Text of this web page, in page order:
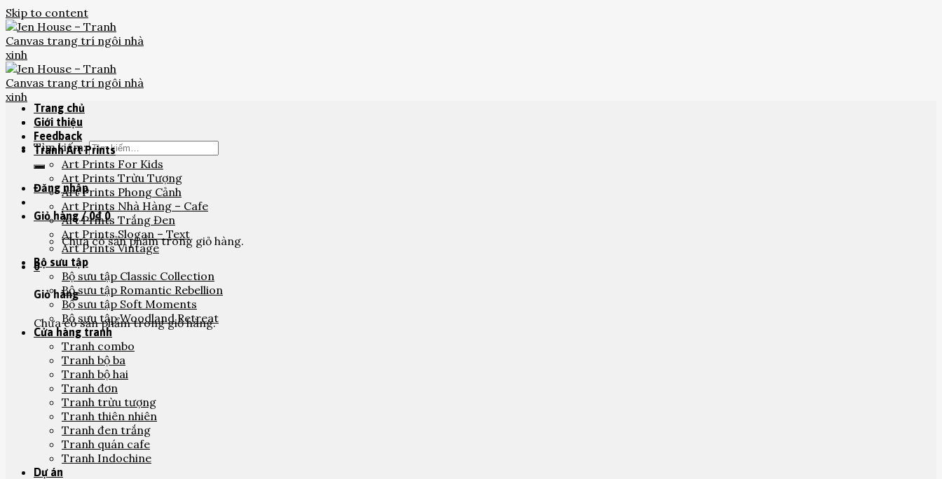
Skip to content
Tìm kiếm:
Đăng nhập
Giỏ hàng /0₫ 0
Chưa có sản phẩm trong giỏ hàng.
0
Giỏ hàng
Chưa có sản phẩm trong giỏ hàng.
Trang chủ
Giới thiệu
Feedback
Tranh Art Prints
Art Prints For Kids
Art Prints Trừu Tượng
Art Prints Phong Cảnh
Art Prints Nhà Hàng – Cafe
Art Prints Trắng Đen
Art Prints Slogan – Text
Art Prints Vintage
Bộ sưu tập
Bộ sưu tập Classic Collection
Bộ sưu tập Romantic Rebellion
Bộ sưu tập Soft Moments
Bộ sưu tập Woodland Retreat
Cửa hàng tranh
Tranh combo
Tranh bộ ba
Tranh bộ hai
Tranh đơn
Tranh trừu tượng
Tranh thiên nhiên
Tranh đen trắng
Tranh quán cafe
Tranh Indochine
Dự án